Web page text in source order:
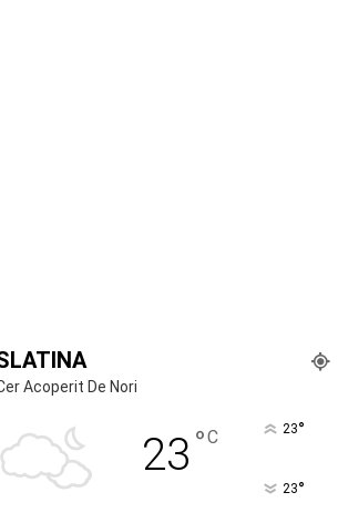
Acoperit De Nori
23 °C 23°
23°